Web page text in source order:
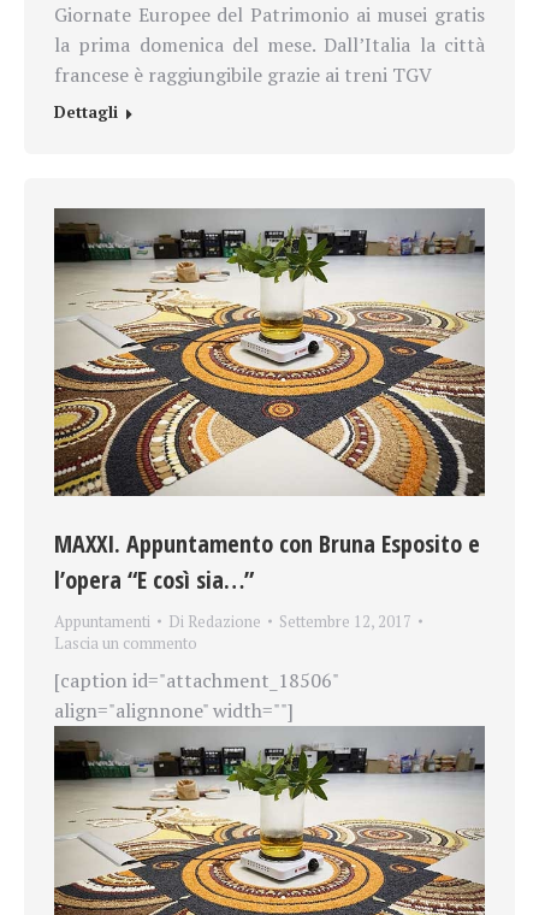
Giornate Europee del Patrimonio ai musei gratis
la prima domenica del mese. Dall’Italia la città
francese è raggiungibile grazie ai treni TGV
Dettagli
MAXXI. Appuntamento con Bruna Esposito e
l’opera “E così sia…”
Appuntamenti Di Redazione
Settembre 12, 2017
Lascia un commento
[caption id="attachment_18506"
align="alignnone" width=""]